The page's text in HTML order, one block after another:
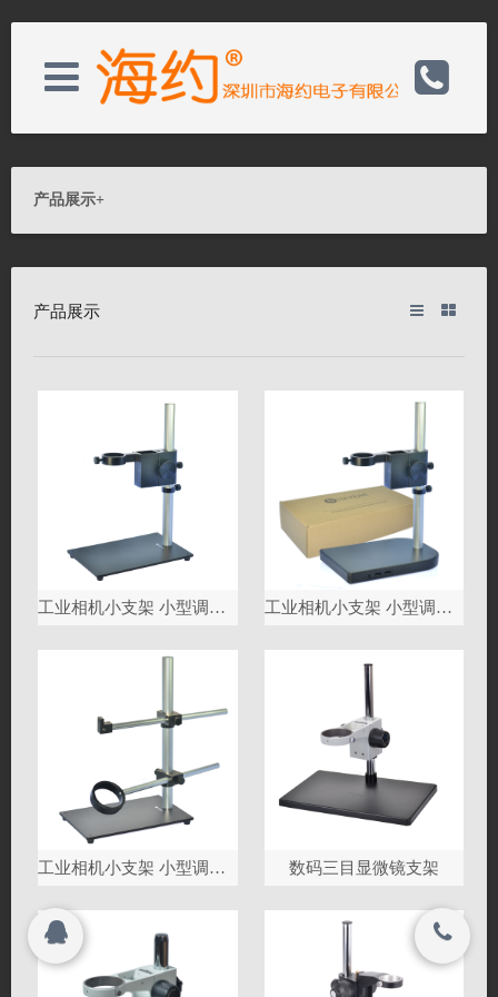
关于我们
新闻资讯
产品展示
联系我们
深圳市海约电子有限公司 All rights reserved.
电话：0755-82728050
网址：http://www.hayear.cn
联系我们
深圳市海约电子有限公司 All rights reserved.
产品展示+
产品展示
工业相机小支架 小型调节支架 工业相机小支架 小型调节支架
工业相机小支架 小型调节支架 数码三目显微镜支架